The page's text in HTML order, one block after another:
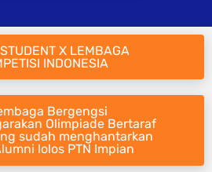
X LEMBAGA
INDONESIA
Bergengsi
Olimpiade Bertaraf
sudah menghantarkan
lolos PTN Impian